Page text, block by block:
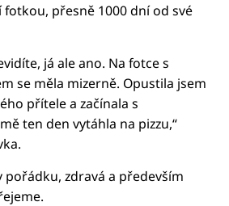
přesně 1000 dní od své
já ale ano. Na fotce s
se měla mizerně. Opustila jsem
přítele a začínala s
ten den vytáhla na pizzu,“
pořádku, zdravá a především